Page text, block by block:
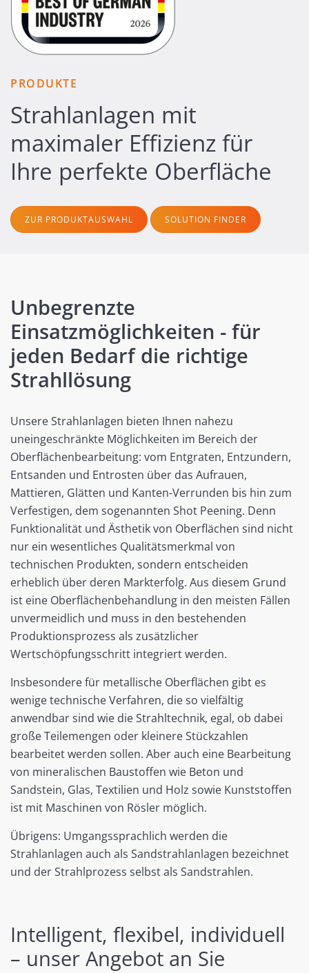
PRODUKTE
Strahlanlagen mit
maximaler Effizienz für
Ihre perfekte Oberfläche
ZUR PRODUKTAUSWAHL SOLUTION FINDER
Unbegrenzte
Einsatzmöglichkeiten - für
jeden Bedarf die richtige
Strahllösung
Unsere Strahlanlagen bieten Ihnen nahezu
uneingeschränkte Möglichkeiten im Bereich der
Oberflächenbearbeitung: vom Entgraten, Entzundern,
Entsanden und Entrosten über das Aufrauen,
Mattieren, Glätten und Kanten-Verrunden bis hin zum
Verfestigen, dem sogenannten Shot Peening. Denn
Funktionalität und Ästhetik von Oberflächen sind nicht
nur ein wesentliches Qualitätsmerkmal von
technischen Produkten, sondern entscheiden
erheblich über deren Markterfolg. Aus diesem Grund
ist eine Oberflächenbehandlung in den meisten Fällen
unvermeidlich und muss in den bestehenden
Produktionsprozess als zusätzlicher
Wertschöpfungsschritt integriert werden.
Insbesondere für metallische Oberflächen gibt es
wenige technische Verfahren, die so vielfältig
anwendbar sind wie die Strahltechnik, egal, ob dabei
große Teilemengen oder kleinere Stückzahlen
bearbeitet werden sollen. Aber auch eine Bearbeitung
von mineralischen Baustoffen wie Beton und
Sandstein, Glas, Textilien und Holz sowie Kunststoffen
ist mit Maschinen von Rösler möglich.
Übrigens: Umgangssprachlich werden die
Strahlanlagen auch als Sandstrahlanlagen bezeichnet
und der Strahlprozess selbst als Sandstrahlen.
Intelligent, flexibel, individuell
– unser Angebot an Sie